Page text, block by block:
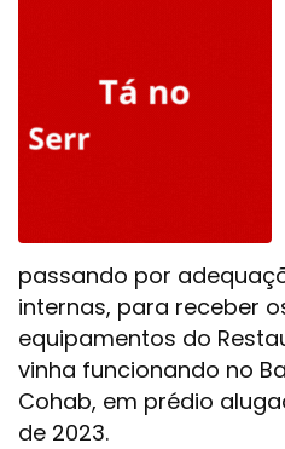
passando por
internas, para receber
equipamentos do
vinha funcionando no
Cohab, em prédio
de 2023.